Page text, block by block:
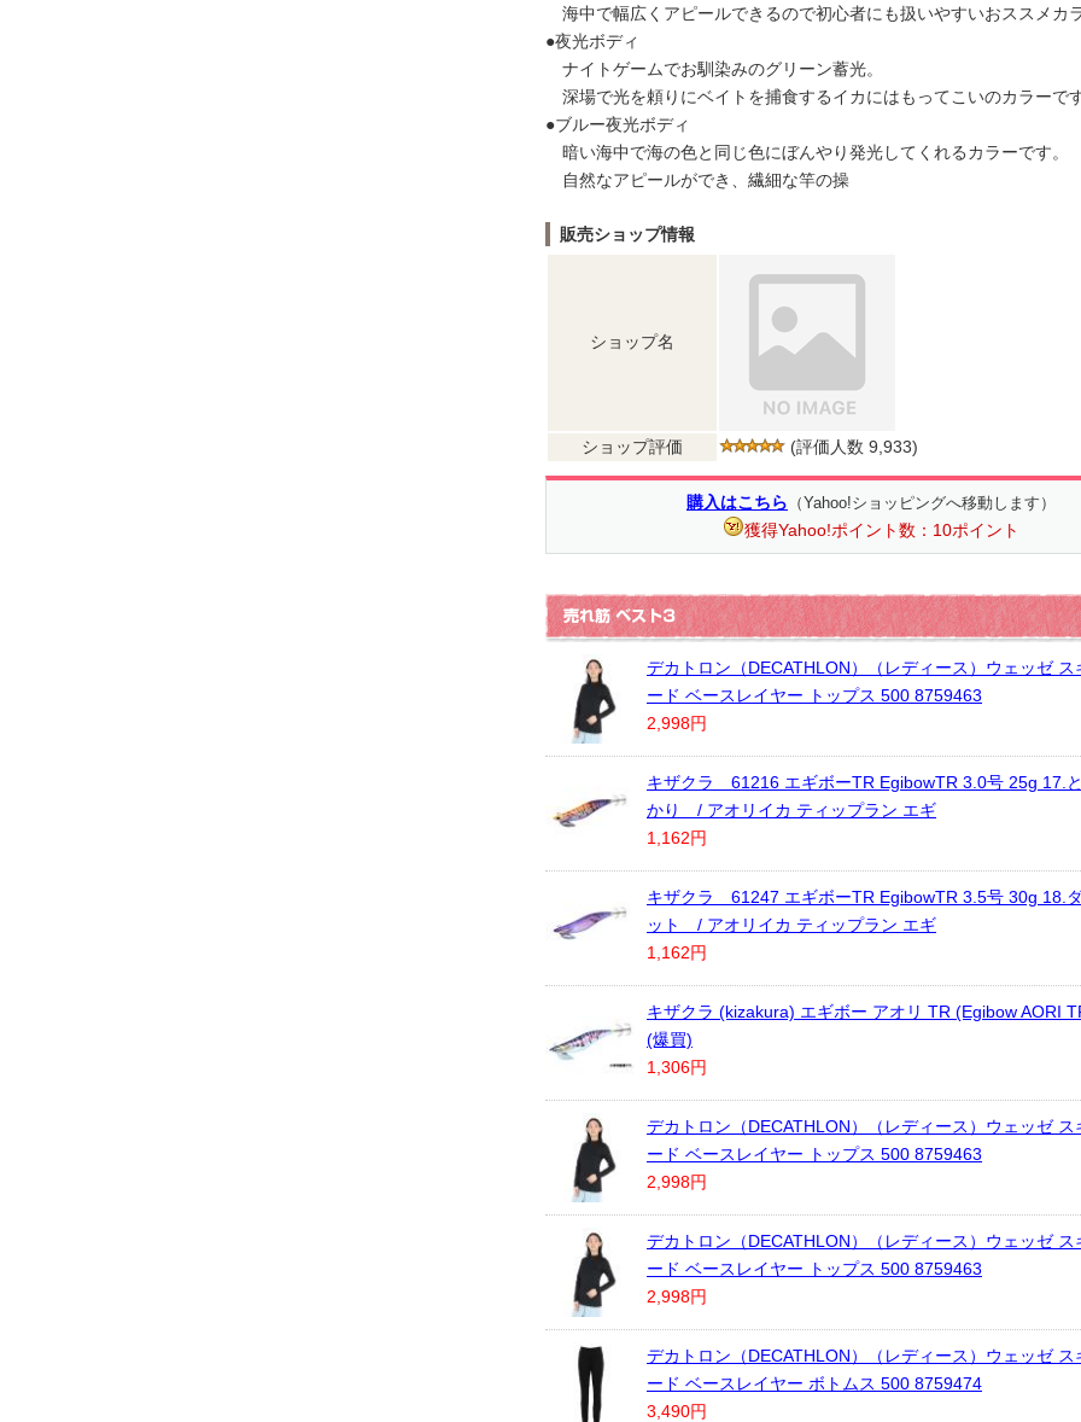
海中で幅広くアピールできるので初心者にも扱いやすいおススメカ
●夜光ボディ
ナイトゲームでお馴染みのグリーン蓄光。
深場で光を頼りにベイトを捕食するイカにはもってこいのカラーです
●ブルー夜光ボディ
暗い海中で海の色と同じ色にぼんやり発光してくれるカラーです。
自然なアピールができ、繊細な竿の操
販売ショップ情報
ショップ名
ショップ評価 (評価人数 9,933)
購入はこちら （Yahoo!ショッピングへ移動します）
獲得Yahoo!ポイント数：10ポイント
デカトロン（DECATHLON）（レディース）ウェッゼ ス
ード ベースレイヤー トップス 500 8759463
2,998円
キザクラ 61216 エギボーTR EgibowTR 3.0号 25g 17.
かり / アオリイカ ティップラン エギ
1,162円
キザクラ 61247 エギボーTR EgibowTR 3.5号 30g 18.
ット / アオリイカ ティップラン エギ
1,162円
キザクラ (kizakura) エギボー アオリ TR (Egibow AORI
(爆買)
1,306円
デカトロン（DECATHLON）（レディース）ウェッゼ ス
ード ベースレイヤー トップス 500 8759463
2,998円
デカトロン（DECATHLON）（レディース）ウェッゼ ス
ード ベースレイヤー トップス 500 8759463
2,998円
デカトロン（DECATHLON）（レディース）ウェッゼ ス
ード ベースレイヤー ボトムス 500 8759474
3,490円